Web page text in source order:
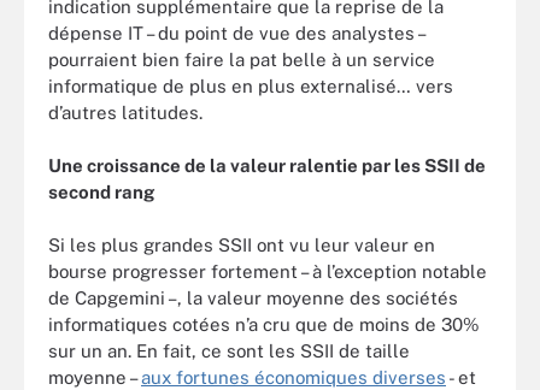
indication supplémentaire que la reprise de la
dépense IT – du point de vue des analystes –
pourraient bien faire la pat belle à un service
informatique de plus en plus externalisé… vers
d’autres latitudes.
Une croissance de la valeur ralentie par les SSII de
second rang
Si les plus grandes SSII ont vu leur valeur en
bourse progresser fortement – à l’exception notable
de Capgemini –, la valeur moyenne des sociétés
informatiques cotées n’a cru que de moins de 30%
sur un an. En fait, ce sont les SSII de taille
moyenne –aux fortunes économiques diverses - et